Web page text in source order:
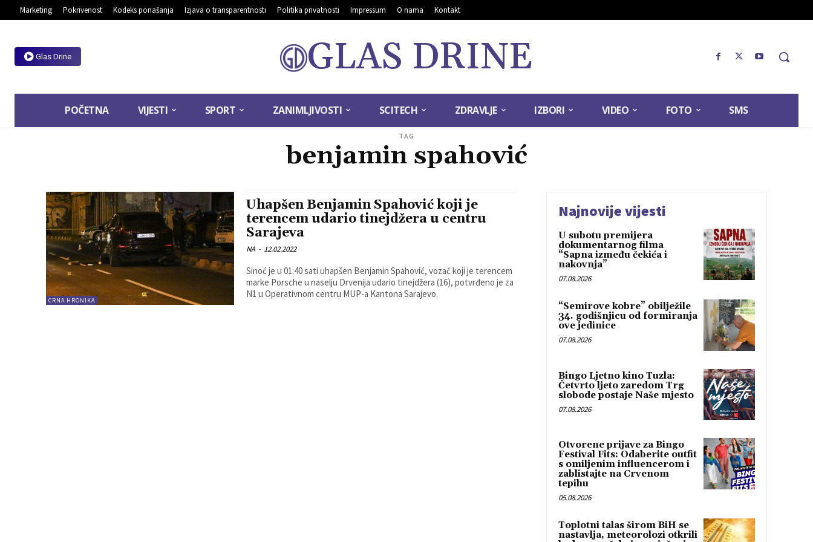
Marketing Pokrivenost Kodeks ponašanja Izjava o transparentnosti Politika privatnosti Impressum O nama Kontakt
Glas Drine GLAS DRINE
POČETNA VIJESTI SPORT ZANIMLJIVOSTI SCITECH ZDRAVLJE IZBORI VIDEO FOTO SMS
TAG
benjamin spahović
CRNA HRONIKA
Uhapšen Benjamin Spahović koji je
terencem udario tinejdžera u centru
Sarajeva
NA - 12.02.2022
Sinoć je u 01:40 sati uhapšen Benjamin Spahović, vozač koji je terencem
marke Porsche u naselju Drvenija udario tinejdžera (16), potvrđeno je za
N1 u Operativnom centru MUP-a Kantona Sarajevo.
Najnovije vijesti
U subotu premijera
dokumentarnog filma
“Sapna između čekića i
nakovnja”
07.08.2026
“Semirove kobre” obilježile
34. godišnjicu od formiranja
ove jedinice
07.08.2026
Bingo Ljetno kino Tuzla:
Četvrto ljeto zaredom Trg
slobode postaje Naše mjesto
07.08.2026
Otvorene prijave za Bingo
Festival Fits: Odaberite outfit
s omiljenim influencerom i
zablistajte na Crvenom
tepihu
05.08.2026
Toplotni talas širom BiH se
nastavlja, meteorolozi otkrili